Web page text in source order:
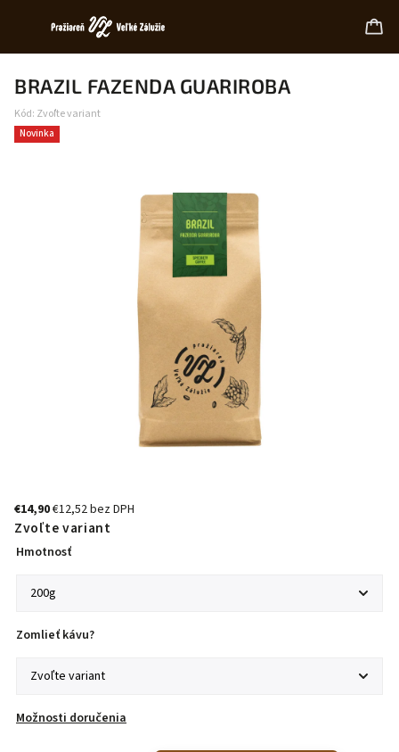
BRAZIL FAZENDA GUARIROBA
Kód: Zvoľte variant
Novinka
€14,90€12,52 bez DPH
Zvoľte variant
Hmotnosť
Zomlieť kávu?
Možnosti doručenia